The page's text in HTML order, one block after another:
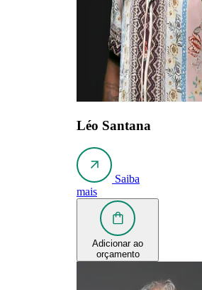
Léo Santana
Saiba
mais
Adicionar ao
orçamento